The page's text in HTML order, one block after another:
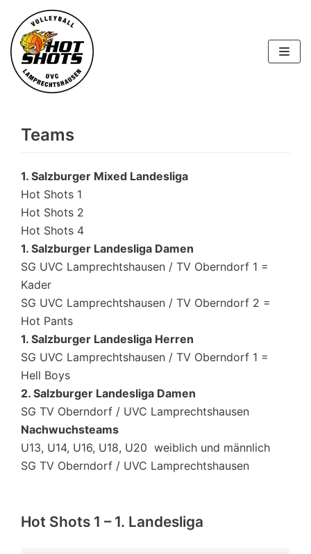
Skip
to
content
Teams
1. Salzburger Mixed Landesliga
Hot Shots 1
Hot Shots 2
Hot Shots 4
1. Salzburger Landesliga Damen
SG UVC Lamprechtshausen / TV Oberndorf 1 =
Kader
SG UVC Lamprechtshausen / TV Oberndorf 2 =
Hot Pants
1. Salzburger Landesliga Herren
SG UVC Lamprechtshausen / TV Oberndorf 1 =
Hell Boys
2. Salzburger Landesliga Damen
SG TV Oberndorf / UVC Lamprechtshausen
Nachwuchsteams
U13, U14, U16, U18, U20 weiblich und männlich
SG TV Oberndorf / UVC Lamprechtshausen
Hot Shots 1 – 1. Landesliga